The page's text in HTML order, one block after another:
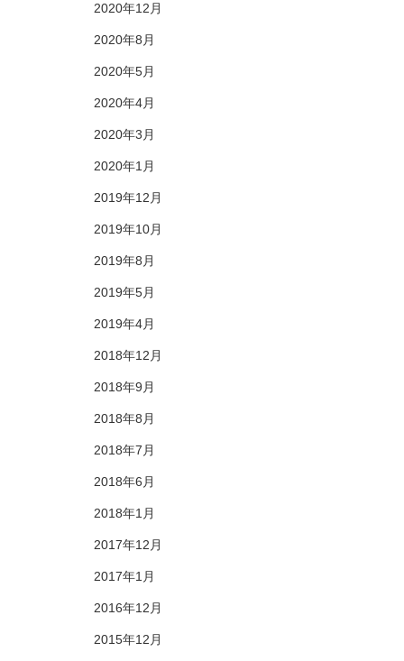
2020年12月
2020年8月
2020年5月
2020年4月
2020年3月
2020年1月
2019年12月
2019年10月
2019年8月
2019年5月
2019年4月
2018年12月
2018年9月
2018年8月
2018年7月
2018年6月
2018年1月
2017年12月
2017年1月
2016年12月
2015年12月